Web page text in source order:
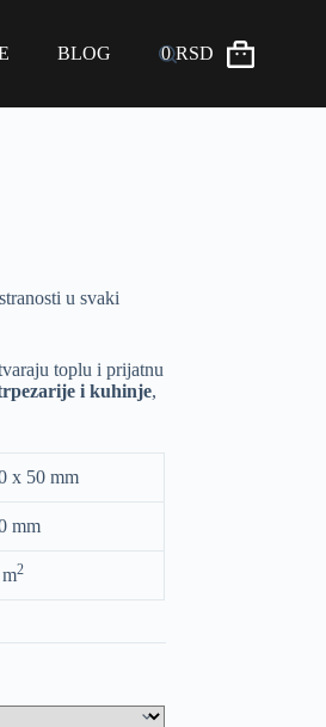
BLOG 0RSD
u svaki
toplu i prijatnu
i kuhinje,
x 50 mm
mm
2